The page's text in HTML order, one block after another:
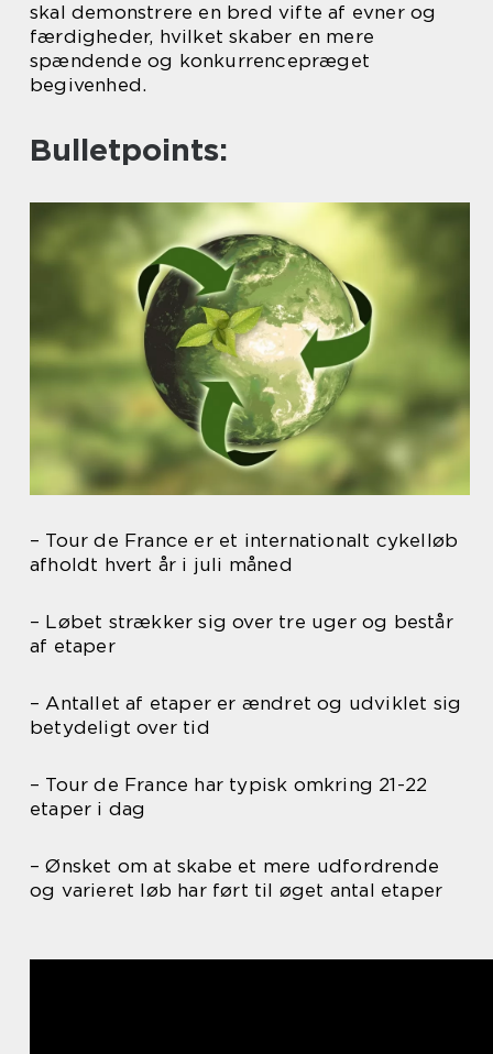
skal demonstrere en bred vifte af evner og
færdigheder, hvilket skaber en mere
spændende og konkurrencepræget
begivenhed.
Bulletpoints:
– Tour de France er et internationalt cykelløb
afholdt hvert år i juli måned
– Løbet strækker sig over tre uger og består
af etaper
– Antallet af etaper er ændret og udviklet sig
betydeligt over tid
– Tour de France har typisk omkring 21-22
etaper i dag
– Ønsket om at skabe et mere udfordrende
og varieret løb har ført til øget antal etaper